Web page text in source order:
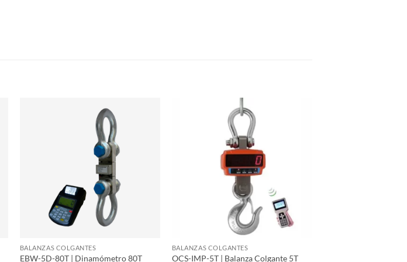
BALANZAS COLGANTES
EBW-5D-80T | Dinamómetro 80T
BALANZAS COLGANTES
OCS-IMP-5T | Balanza Colgante 5T